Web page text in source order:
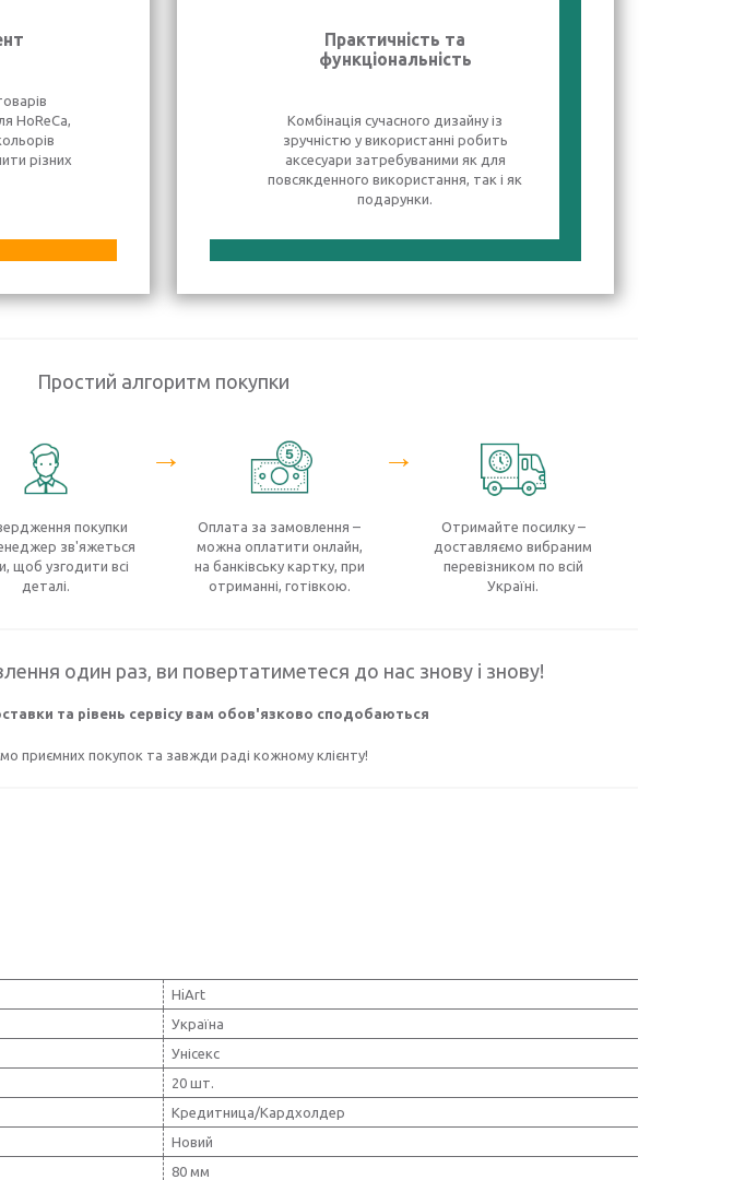
HoReCa,
різних
Практичність та
функціональність
Комбінація сучасного дизайну із
зручністю у використанні робить
аксесуари затребуваними як для
повсякденного використання, так і як
подарунки.
Простий алгоритм покупки
покупки
зв'яжеться
щоб узгодити всі
деталі.
→
Оплата за замовлення –
можна оплатити онлайн,
на банківську картку, при
отриманні, готівкою.
→
Отримайте посилку –
доставляємо вибраним
перевізником по всій
Україні.
один раз, ви повертатиметеся до нас знову і знову!
та рівень сервісу вам обов'язково сподобаються
приємних покупок та завжди раді кожному клієнту!
HiArt
Україна
Унісекс
20 шт.
Кредитница/Кардхолдер
Новий
80 мм